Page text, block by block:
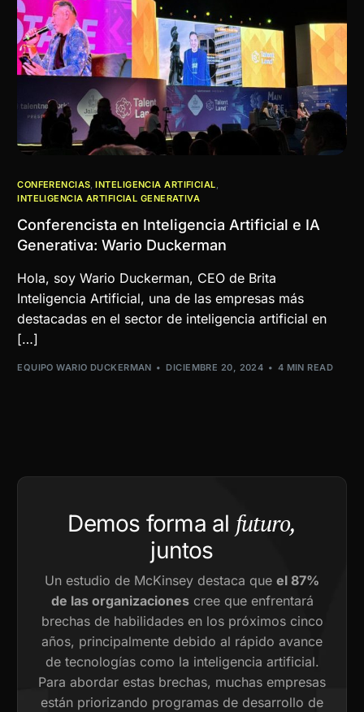
CONFERENCIAS,INTELIGENCIA ARTIFICIAL,
INTELIGENCIA ARTIFICIAL GENERATIVA
Conferencista en Inteligencia Artificial e IA
Generativa: Wario Duckerman
Hola, soy Wario Duckerman, CEO de Brita
Inteligencia Artificial, una de las empresas más
destacadas en el sector de inteligencia artificial en
[…]
EQUIPO WARIO DUCKERMAN DICIEMBRE 20, 2024 4 MIN READ
Demos forma al futuro,
juntos
Un estudio de McKinsey destaca que el 87%
de las organizacionescree que enfrentará
brechas de habilidades en los próximos cinco
años, principalmente debido al rápido avance
de tecnologías como la inteligencia artificial.
Para abordar estas brechas, muchas empresas
están priorizando programas de desarrollo de